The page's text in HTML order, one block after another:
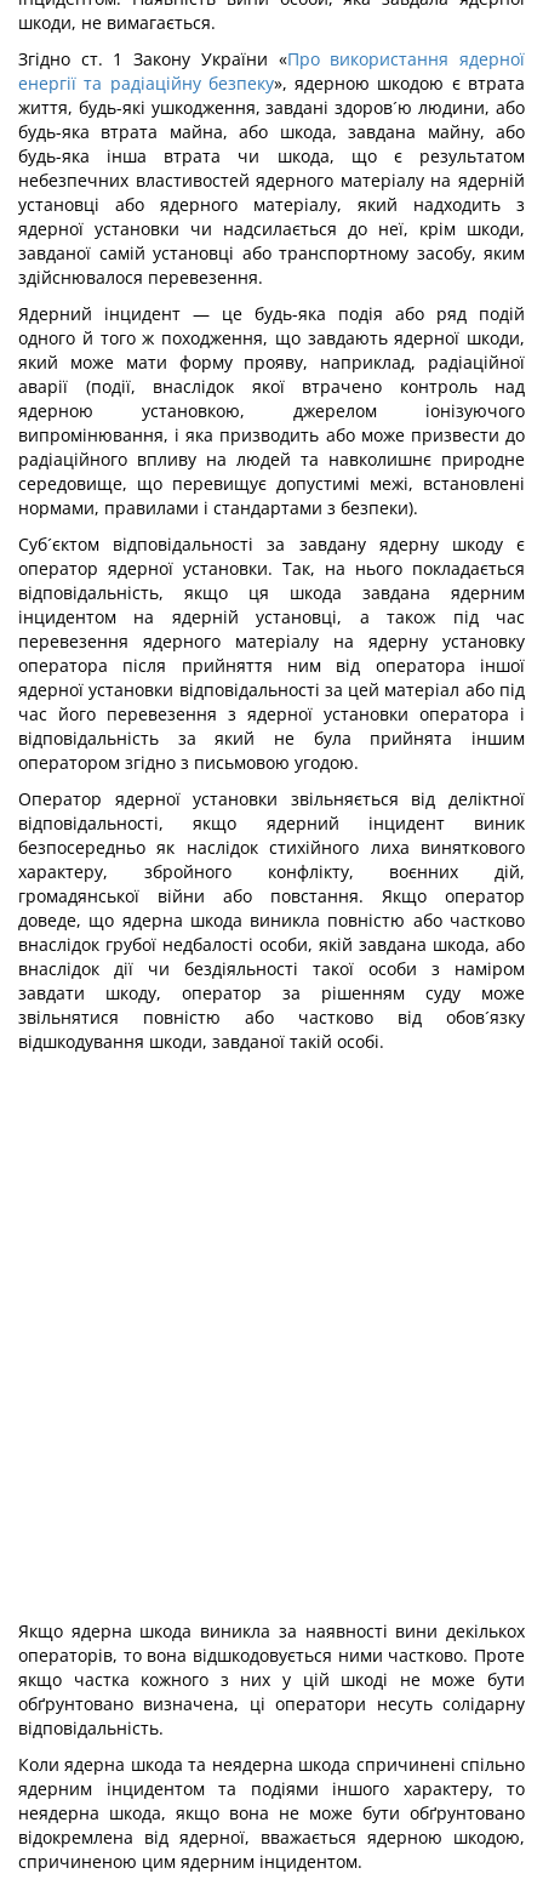
шкоди, не вимагається.
Згідно ст. 1 Закону України «Про використання ядерної
енергії та радіаційну безпеку», ядерною шкодою є втрата
життя, будь-які ушкодження, завдані здоров´ю людини, або
будь-яка втрата майна, або шкода, завдана майну, або
будь-яка інша втрата чи шкода, що є результатом
небезпечних властивостей ядерного матеріалу на ядерній
установці або ядерного матеріалу, який надходить з
ядерної установки чи надсилається до неї, крім шкоди,
завданої самій установці або транспортному засобу, яким
здійснювалося перевезення.
Ядерний інцидент — це будь-яка подія або ряд подій
одного й того ж походження, що завдають ядерної шкоди,
який може мати форму прояву, наприклад, радіаційної
аварії (події, внаслідок якої втрачено контроль над
ядерною установкою, джерелом іонізуючого
випромінювання, і яка призводить або може призвести до
радіаційного впливу на людей та навколишнє природне
середовище, що перевищує допустимі межі, встановлені
нормами, правилами і стандартами з безпеки).
Суб´єктом відповідальності за завдану ядерну шкоду є
оператор ядерної установки. Так, на нього покладається
відповідальність, якщо ця шкода завдана ядерним
інцидентом на ядерній установці, а також під час
перевезення ядерного матеріалу на ядерну установку
оператора після прийняття ним від оператора іншої
ядерної установки відповідальності за цей матеріал або під
час його перевезення з ядерної установки оператора і
відповідальність за який не була прийнята іншим
оператором згідно з письмовою угодою.
Оператор ядерної установки звільняється від деліктної
відповідальності, якщо ядерний інцидент виник
безпосередньо як наслідок стихійного лиха виняткового
характеру, збройного конфлікту, воєнних дій,
громадянської війни або повстання. Якщо оператор
доведе, що ядерна шкода виникла повністю або частково
внаслідок грубої недбалості особи, якій завдана шкода, або
внаслідок дії чи бездіяльності такої особи з наміром
завдати шкоду, оператор за рішенням суду може
звільнятися повністю або частково від обов´язку
відшкодування шкоди, завданої такій особі.
Якщо ядерна шкода виникла за наявності вини декількох
операторів, то вона відшкодовується ними частково. Проте
якщо частка кожного з них у цій шкоді не може бути
обґрунтовано визначена, ці оператори несуть солідарну
відповідальність.
Коли ядерна шкода та неядерна шкода спричинені спільно
ядерним інцидентом та подіями іншого характеру, то
неядерна шкода, якщо вона не може бути обґрунтовано
відокремлена від ядерної, вважається ядерною шкодою,
спричиненою цим ядерним інцидентом.